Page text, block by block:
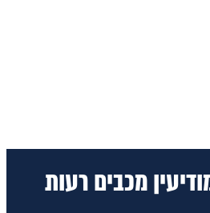
מכבים רעות